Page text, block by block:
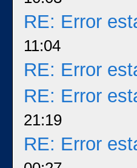
RE: Error
11:04
RE: Error
RE: Error
21:19
RE: Error